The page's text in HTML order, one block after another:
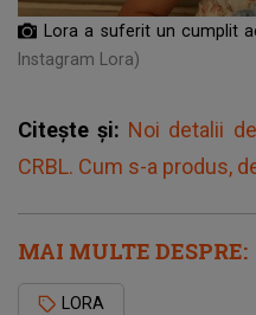
Lora a suferit un cumplit
Instagram Lora)
Citește și: Noi detalii
CRBL. Cum s-a produs,
MAI MULTE DESPRE:
LORA